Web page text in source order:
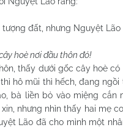
đất, nhưng Nguyệt Lão
hoè nơi đầu thôn đó!
dưới gốc cây hoè có
hô mũi thì hếch, đang
bà liền bỏ vào miệng
nhưng nhìn thấy hai mẹ
Lão đã cho mình một